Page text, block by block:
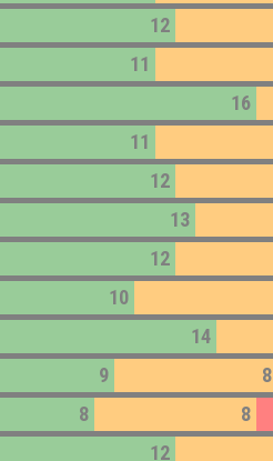
12
11
16
11
12
13
12
10
14
9 8
8 8
12